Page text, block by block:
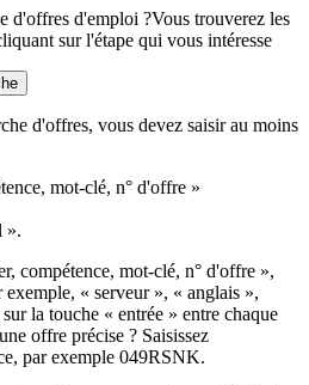
d'offres d'emploi ?Vous trouverez les
sur l'étape qui vous intéresse
d'offres, vous devez saisir au moins
mot-clé, n° d'offre »
».
compétence, mot-clé, n° d'offre »,
« serveur », « anglais »,
la touche « entrée » entre chaque
offre précise ? Saisissez
par exemple 049RSNK.